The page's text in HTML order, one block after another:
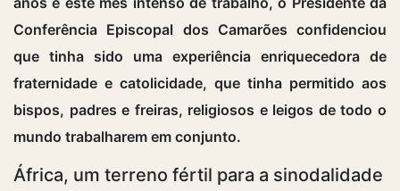
Conferência Episcopal dos Camarões confidenciou
que tinha sido uma experiência enriquecedora de
fraternidade e catolicidade, que tinha permitido aos
bispos, padres e freiras, religiosos e leigos de todo o
mundo trabalharem em conjunto.
África, um terreno fértil para a sinodalidade